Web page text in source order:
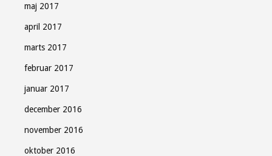
maj 2017
april 2017
marts 2017
februar 2017
januar 2017
december 2016
november 2016
oktober 2016